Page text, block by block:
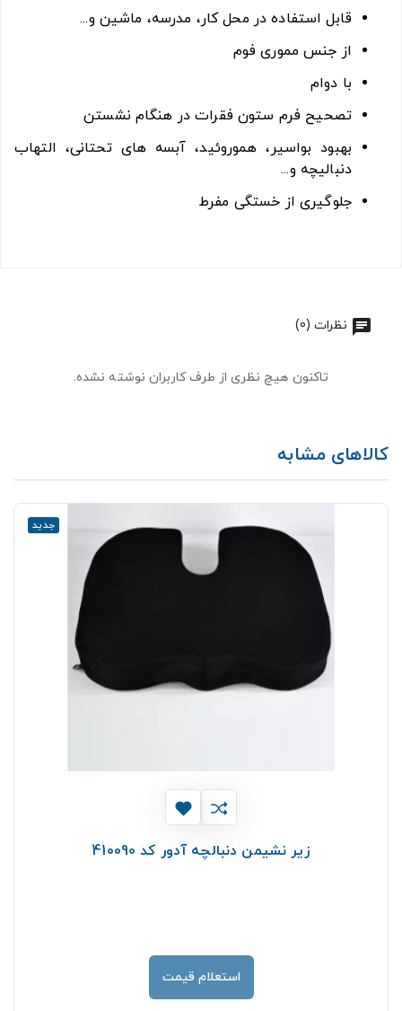
قابل استفاده در محل کار، مدرسه، ماشین و...
از جنس مموری فوم
با دوام
تصحیح فرم ستون فقرات در هنگام نشستن
بهبود بواسیر، هموروئید، آبسه های تحتانی، التهاب
دنبالیچه و...
جلوگیری از خستگی مفرط
نظرات (0)
تاکنون هیچ نظری از طرف کاربران نوشته نشده.
کالاهای مشابه
جدید
زیر نشیمن دنبالچه آدور کد 410090
استعلام قیمت